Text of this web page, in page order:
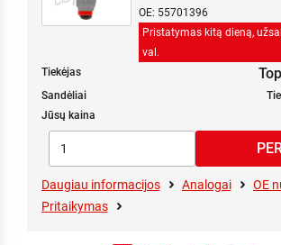
Pristatymas kitą dieną,
val.
OE: 55701396
Tiekėjas
Sandėliai
Jūsų kaina
Daugiau informacijos Analogai
OE
Pritaikymas